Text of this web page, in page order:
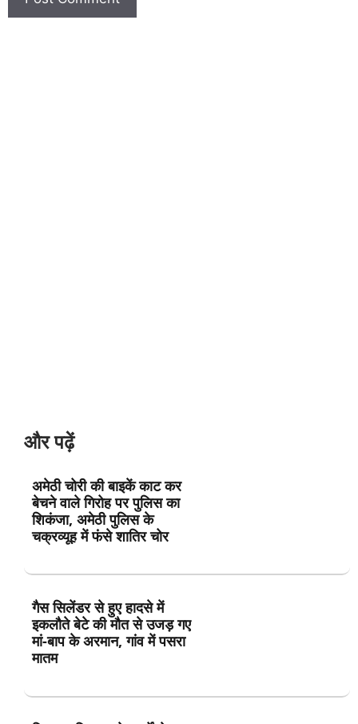
और पढ़ें
अमेठी चोरी की बाइकें काट कर
बेचने वाले गिरोह पर पुलिस का
शिकंजा, अमेठी पुलिस के
चक्रव्यूह में फंसे शातिर चोर
गैस सिलेंडर से हुए हादसे में
इकलौते बेटे की मौत से उजड़ गए
मां-बाप के अरमान, गांव में पसरा
मातम